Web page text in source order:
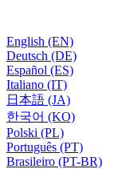
English (EN)
Deutsch (DE)
Español (ES)
Italiano (IT)
日本語 (JA)
한국어 (KO)
Polski (PL)
Português (PT)
Brasileiro (PT-BR)